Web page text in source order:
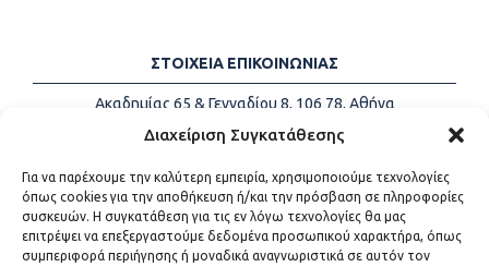
Διαχείριση Συγκατάθεσης
Για να παρέχουμε την καλύτερη εμπειρία, χρησιμοποιούμε τεχνολογίες
όπως cookies για την αποθήκευση ή/και την πρόσβαση σε πληροφορίες
συσκευών. Η συγκατάθεση για τις εν λόγω τεχνολογίες θα μας
επιτρέψει να επεξεργαστούμε δεδομένα προσωπικού χαρακτήρα, όπως
συμπεριφορά περιήγησης ή μοναδικά αναγνωριστικά σε αυτόν τον
ΣΤΟΙΧΕΙΑ ΕΠΙΚΟΙΝΩΝΙΑΣ
Ακαδημίας 65 & Γενναδίου 8, 106 78, Αθήνα
Τηλέφωνα:
+30 213-2147500
Email:
info@kede.gr
ΧΡΗΣΙΜΟΙ ΣΥΝΔΕΣΜΟΙ